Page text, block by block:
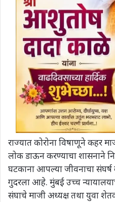
राज्यात कोरोना विषाणूने कहर
लोक डाऊन करण्याचा शासनाने
घटकाना आपल्या जीवनाचा संघर्ष
गुदरला आहे. मुंबई उच्च
संघाचे माजी अध्यक्ष तथा युवा